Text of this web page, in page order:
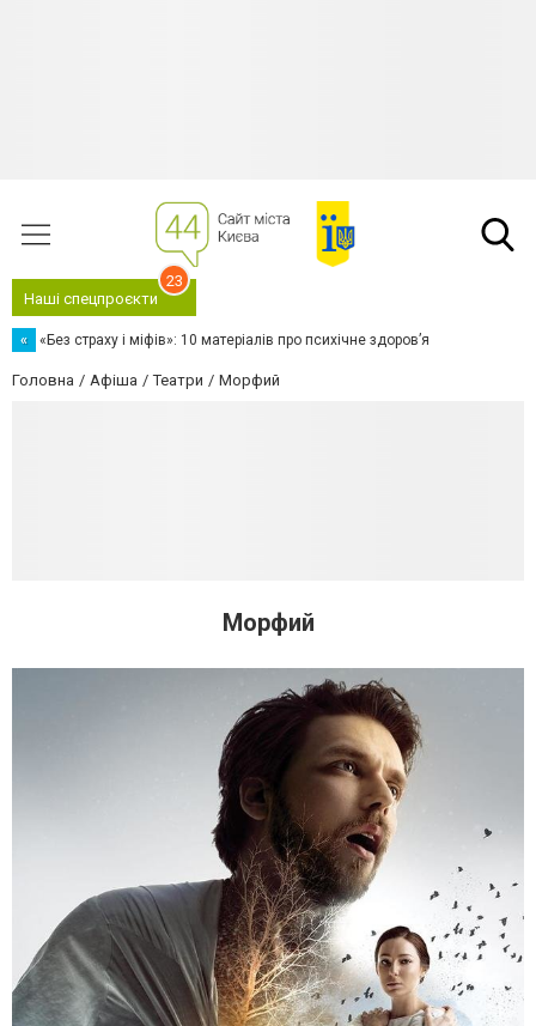
Наші спецпроєкти
23
« «Без страху і міфів»: 10 матеріалів про психічне здоров’я
Головна Афіша Театри Морфий
Морфий